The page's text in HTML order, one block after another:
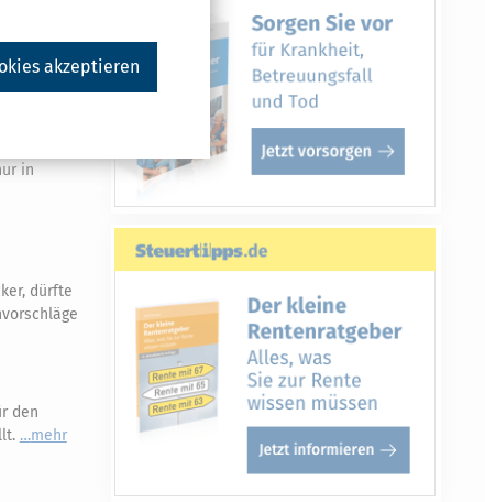
akzeptieren
in
dürfte
den
mehr